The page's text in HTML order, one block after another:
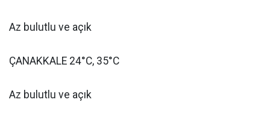
Az bulutlu ve açık
ÇANAKKALE 24°C, 35°C
Az bulutlu ve açık